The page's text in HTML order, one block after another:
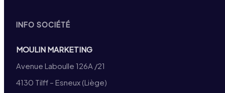
INFO SOCIÉTÉ
MOULIN MARKETING
Avenue Laboulle 126A /21
4130 Tilff – Esneux (Liège)